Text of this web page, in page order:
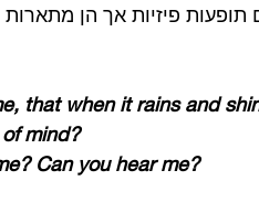
פיזיות אך הן
that when it rains and
mind?
Can you hear me?